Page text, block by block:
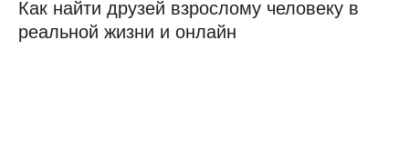
Как найти друзей взрослому человеку в
реальной жизни и онлайн